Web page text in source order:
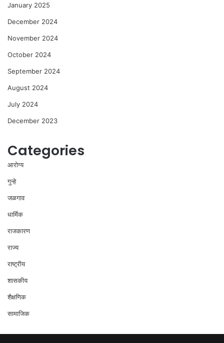
January 2025
December 2024
November 2024
October 2024
September 2024
August 2024
July 2024
December 2023
Categories
आरोग्य
गुन्हे
जळगाव
धार्मिक
राजकारण
राज्य
राष्ट्रीय
शासकीय
शैक्षणिक
सामाजिक